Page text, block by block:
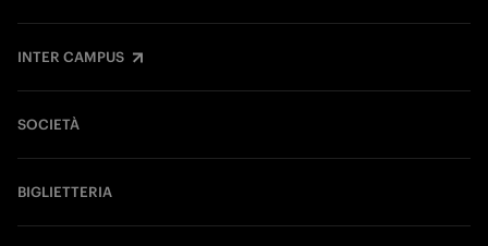
INTER CAMPUS
SOCIETÀ
BIGLIETTERIA